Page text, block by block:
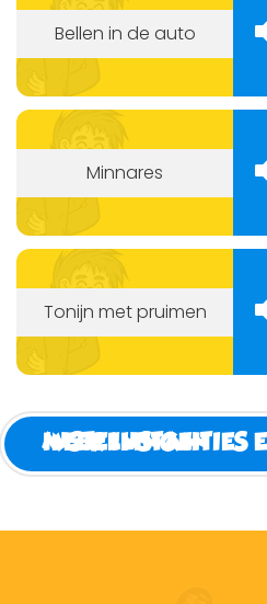
Bellen in de auto
Minnares
Tonijn met pruimen
MEER INSTANTIES EN INSTELLINGEN